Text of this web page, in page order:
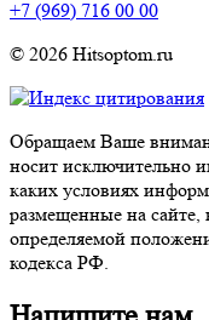
+7 (969) 716 00 00
© 2026 Hitsoptom.ru
Обращаем Ваше
носит исключительно
каких условиях
размещенные на сайте,
определяемой
кодекса РФ.